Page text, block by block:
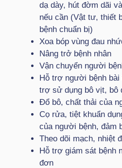
dạ dày, hút đờm dãi
nếu cần (Vật tư, thiết
bệnh chuẩn bị)
Xoa bóp vùng đau
Nâng trở bệnh nhân
Vận chuyển người
Hỗ trợ người bệnh
trợ sử dụng bô vịt,
Đổ bô, chất thải của
Cọ rửa, tiệt khuẩn
của người bệnh, đảm
Theo dõi mạch, nhiệt
Hỗ trợ giám sát bệnh
đơn